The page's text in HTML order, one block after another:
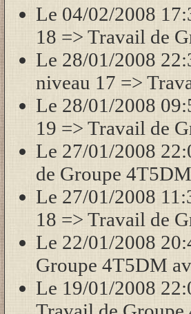
Le 04/02/2008
18 => Travail de
Le 28/01/2008
niveau 17 =>
Le 28/01/2008
19 => Travail de
Le 27/01/2008
de Groupe
Le 27/01/2008
18 => Travail de
Le 22/01/2008
Groupe 4T5DM
Le 19/01/2008